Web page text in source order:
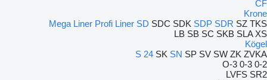
CF
Krone
Mega Liner Profi Liner SD SDC SDK SDP SDR SZ TKS
LB SB SC SKB SLA XS
Kögel
S 24 SK SN SP SV SW ZK ZVKA
0-2
0-3
O-3
LVFS SR2